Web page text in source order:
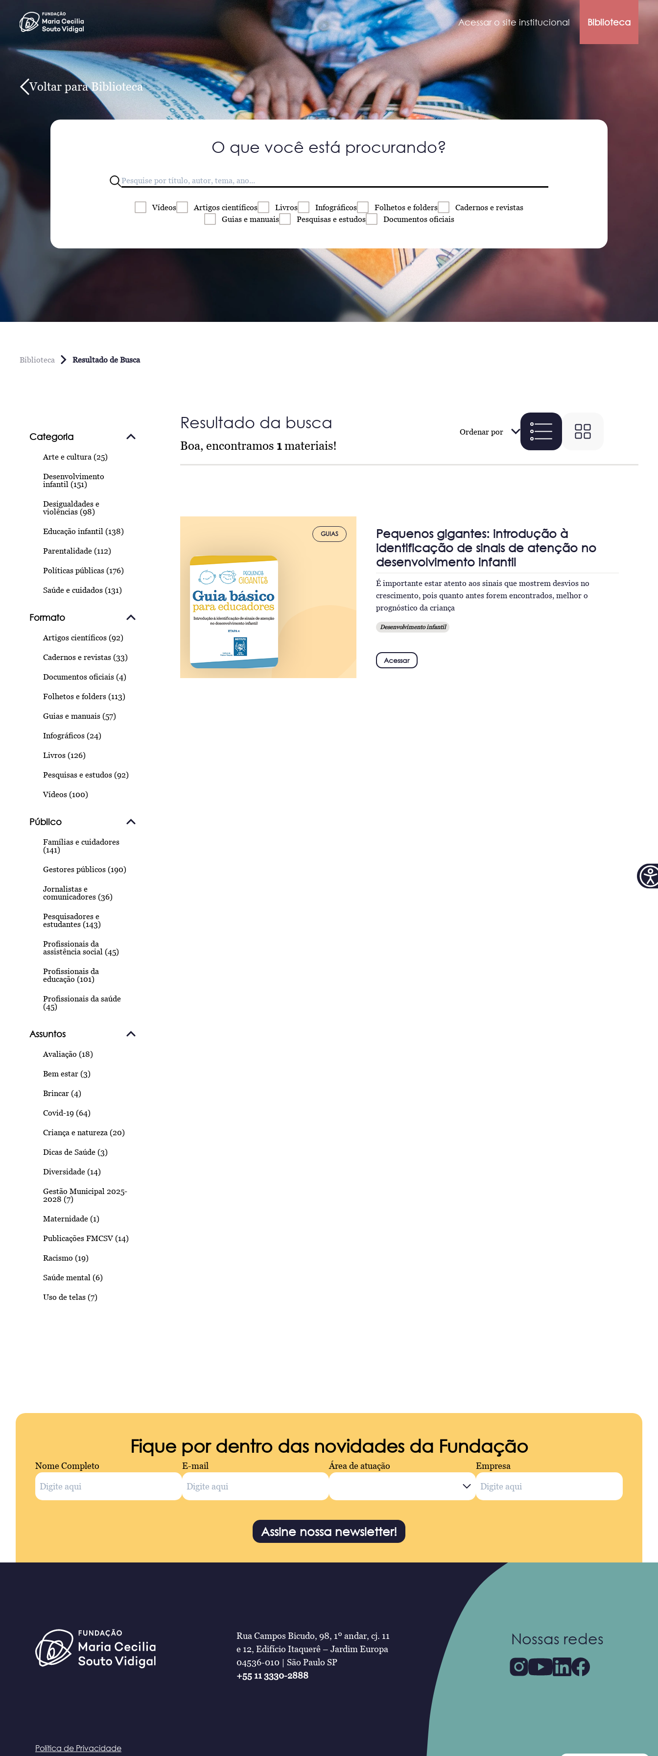
Acessar o site institucional Biblioteca
Voltar para Biblioteca
O que você está procurando?
Vídeos Artigos científicos Livros Infográficos Folhetos e folders Cadernos e revistas
Guias e manuais Pesquisas e estudos Documentos oficiais
Biblioteca Resultado de Busca
Categoria
Arte e cultura (25)
Desenvolvimento
infantil (151)
Desigualdades e
violências (98)
Educação infantil (138)
Parentalidade (112)
Políticas públicas (176)
Saúde e cuidados (131)
Formato
Artigos científicos (92)
Cadernos e revistas (33)
Documentos oficiais (4)
Folhetos e folders (113)
Guias e manuais (57)
Infográficos (24)
Livros (126)
Pesquisas e estudos (92)
Vídeos (100)
Público
Famílias e cuidadores
(141)
Gestores públicos (190)
Jornalistas e
comunicadores (36)
Pesquisadores e
estudantes (143)
Profissionais da
assistência social (45)
Profissionais da
educação (101)
Profissionais da saúde
(45)
Assuntos
Avaliação (18)
Bem estar (3)
Brincar (4)
Covid-19 (64)
Criança e natureza (20)
Dicas de Saúde (3)
Diversidade (14)
Gestão Municipal 2025-
2028 (7)
Maternidade (1)
Publicações FMCSV (14)
Racismo (19)
Saúde mental (6)
Uso de telas (7)
Resultado da busca
Boa, encontramos 1materiais!
Ordenar por
GUIAS
Pequenos gigantes: introdução à
identificação de sinais de atenção no
desenvolvimento infantil
É importante estar atento aos sinais que mostrem desvios no
crescimento, pois quanto antes forem encontrados, melhor o
prognóstico da criança
Desenvolvimento infantil
Acessar
Fique por dentro das novidades da Fundação
Nome Completo E-mail Área de atuação Empresa
Assine nossa newsletter!
Rua Campos Bicudo, 98, 1º andar, cj. 11
e 12, Edifício Itaquerê – Jardim Europa
04536-010 | São Paulo SP
+55 11 3330-2888
Nossas redes
Política de Privacidade